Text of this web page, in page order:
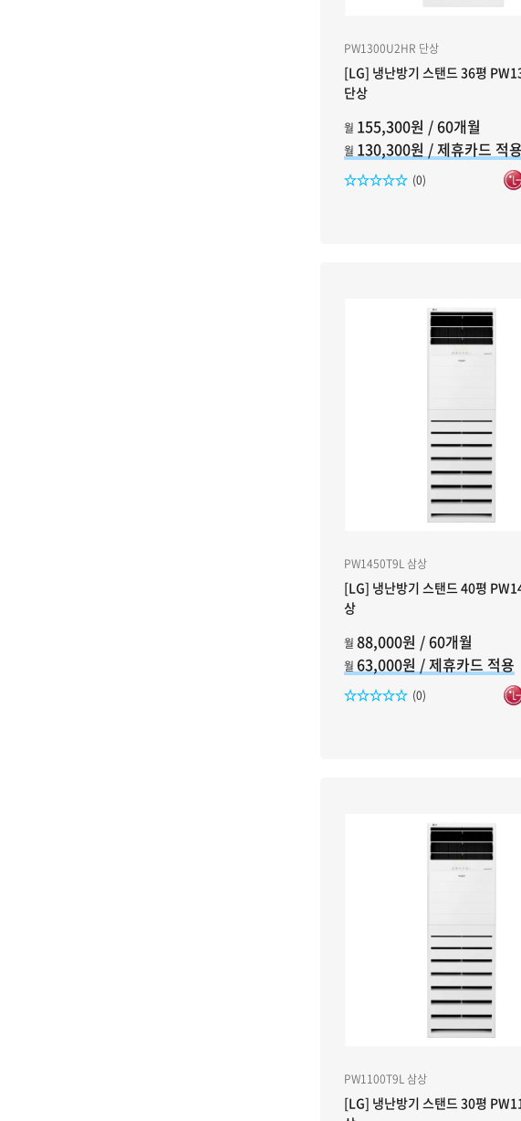
PW1300U2HR 단상
[LG] 냉난방기 스탠드 36평
단상
월 155,300원 / 60개월
월 130,300원 / 제휴카드 적용
(0)
PW1450T9L 삼상
[LG] 냉난방기 스탠드 40평
상
월 88,000원 / 60개월
월 63,000원 / 제휴카드 적용
(0)
PW1100T9L 삼상
[LG] 냉난방기 스탠드 30평